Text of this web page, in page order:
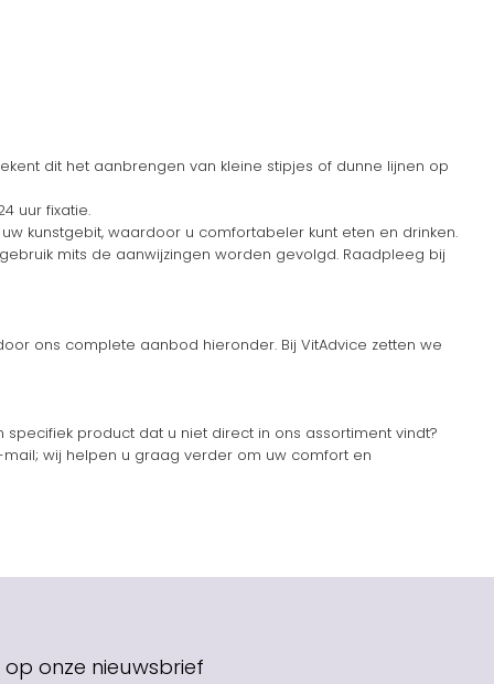
dit het aanbrengen van kleine stipjes of dunne lijnen op
uur fixatie.
kunstgebit, waardoor u comfortabeler kunt eten en drinken.
mits de aanwijzingen worden gevolgd. Raadpleeg bij
ons complete aanbod hieronder. Bij VitAdvice zetten we
specifiek product dat u niet direct in ons assortiment vindt?
wij helpen u graag verder om uw comfort en
onze nieuwsbrief